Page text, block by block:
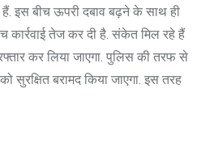
इस बीच ऊपरी दबाव बढ़ने के साथ ही
कार्रवाई तेज कर दी है. संकेत मिल रहे हैं
कर लिया जाएगा. पुलिस की तरफ से
सुरक्षित बरामद किया जाएगा. इस तरह